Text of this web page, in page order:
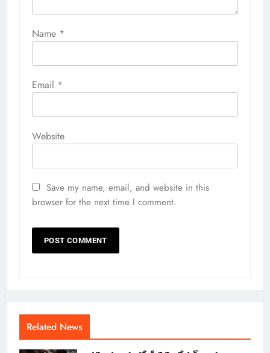
Name *
Email *
Website
Save my name, email, and website in this
browser for the next time I comment.
Related News